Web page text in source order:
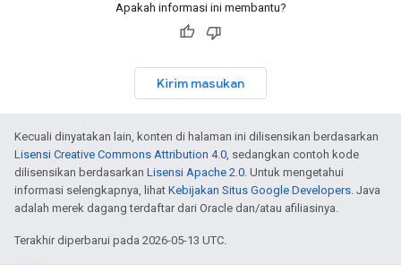
Apakah informasi ini membantu?
Kirim masukan
Kecuali dinyatakan lain, konten di halaman ini dilisensikan berdasarkan
Lisensi Creative Commons Attribution 4.0, sedangkan contoh kode
dilisensikan berdasarkan Lisensi Apache 2.0. Untuk mengetahui
informasi selengkapnya, lihat Kebijakan Situs Google Developers. Java
adalah merek dagang terdaftar dari Oracle dan/atau afiliasinya.
Terakhir diperbarui pada 2026-05-13 UTC.